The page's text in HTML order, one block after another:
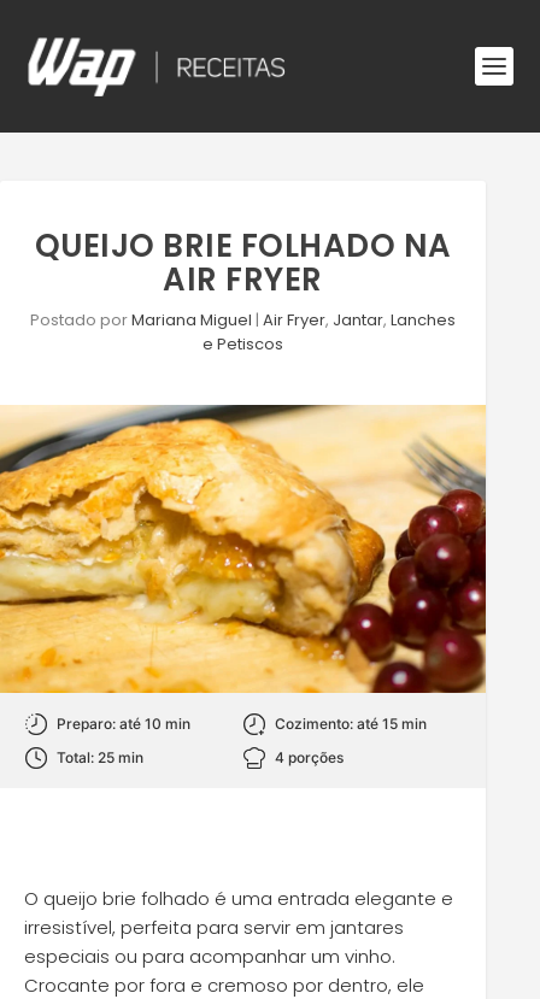
QUEIJO BRIE FOLHADO NA
AIR FRYER
Postado porMariana Miguel |Air Fryer, Jantar,Lanches
e Petiscos
Preparo: até 10 min
Cozimento: até 15 min
Total: 25 min
4 porções
O queijo brie folhado é uma entrada elegante e
irresistível, perfeita para servir em jantares
especiais ou para acompanhar um vinho.
Crocante por fora e cremoso por dentro, ele